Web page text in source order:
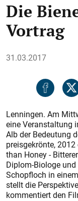
Die
Vortrag
31.03.2017
Lenningen. Am
eine Veranstaltung
Alb der Bedeutung
preisgekrönte,
than Honey -
Diplom-Biologe
Schopfloch in
stellt die
kommentiert den